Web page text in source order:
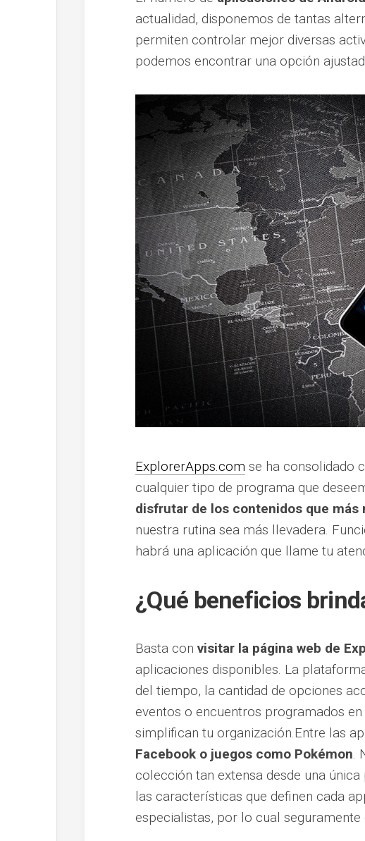
actualidad, disponemos de tantas
permiten controlar mejor diversas
podemos encontrar una opción
ExplorerApps.com se ha consolidado
cualquier tipo de programa que
disfrutar de los contenidos que más
nuestra rutina sea más llevadera.
habrá una aplicación que llame tu
¿Qué beneficios
Basta con visitar la página web de
aplicaciones disponibles. La
del tiempo, la cantidad de opciones
eventos o encuentros programados
simplifican tu organización.Entre las
Facebook o juegos como Pokémon.
colección tan extensa desde una
las características que definen cada
especialistas, por lo cual